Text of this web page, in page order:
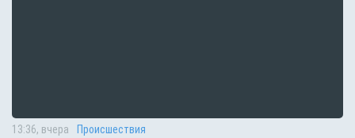
13:36, вчера Происшествия